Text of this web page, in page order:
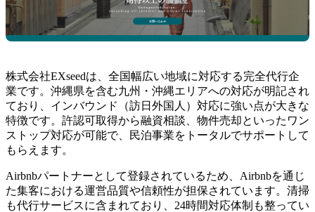
株式会社EXseedは、全国幅広い地域に対応する完全代行企
業です。沖縄県を含む九州・沖縄エリアへの対応が明記され
ており、インバウンド（訪日外国人）対応に強い点が大きな
特徴です。許認可取得から融資相談、物件売却といったワン
ストップ対応が可能で、民泊事業をトータルでサポートして
もらえます。
Airbnbパートナーとして登録されているため、Airbnbを通じ
た集客における運営品質や信頼性が担保されています。清掃
も代行サービスに含まれており、24時間対応体制も整ってい